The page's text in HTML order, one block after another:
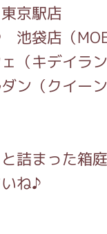
京駅店
池袋店（
（キデイラ
ン（クイー
詰まった箱
ね♪